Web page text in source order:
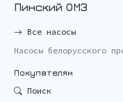
Пинский ОМЗ
Все насосы
Насосы белорусского
Покупателям
Поиск